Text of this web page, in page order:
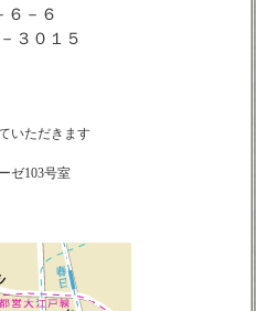
６－６
３０１５
いただきます
ゼ103号室